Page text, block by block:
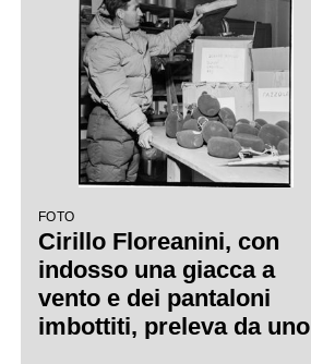
FOTO
Cirillo Floreanini, con
indosso una giacca a
vento e dei pantaloni
imbottiti, preleva da uno